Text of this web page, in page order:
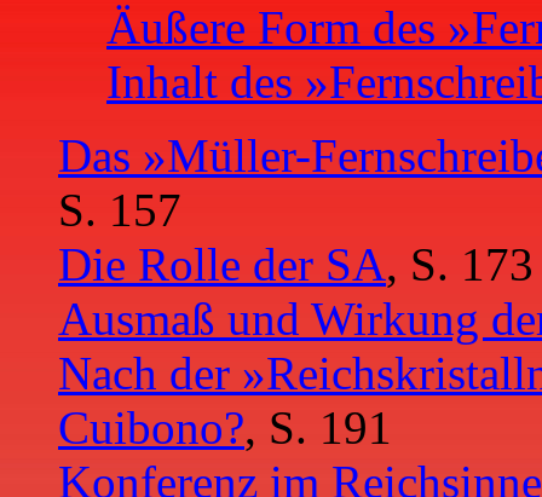
Äußere Form des
Inhalt des
Das »Müller-
S. 157
Die Rolle der SA, S. 173
Ausmaß und Wirkung
Nach der
Cuibono?, S. 191
Konferenz im